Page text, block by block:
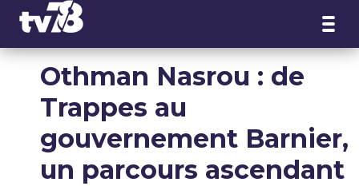
Othman Nasrou : de
Trappes au
gouvernement Barnier,
un parcours ascendant
Panneau de gestion des cookies